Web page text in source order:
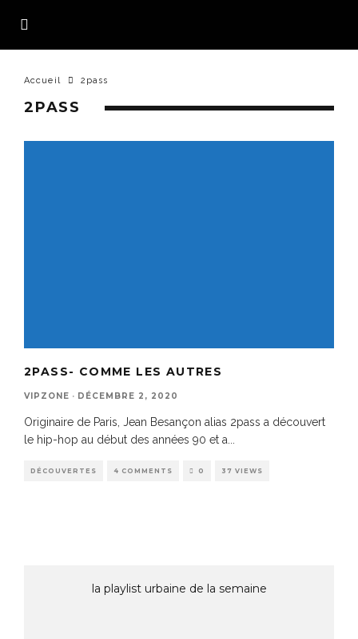
Accueil 2pass
2PASS
2PASS- COMME LES AUTRES
VIPZONE · DÉCEMBRE 2, 2020
Originaire de Paris, Jean Besançon alias 2pass a découvert
le hip-hop au début des années 90 et a
DÉCOUVERTES 4 COMMENTS 0 37 VIEWS
la playlist urbaine de la semaine